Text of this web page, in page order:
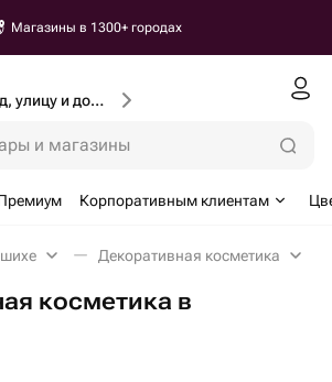
Магазины в 1300+ городах
Введите город, улицу и дом доставки
и магазины
Корпоративным клиентам
Декоративная косметика
косметика в